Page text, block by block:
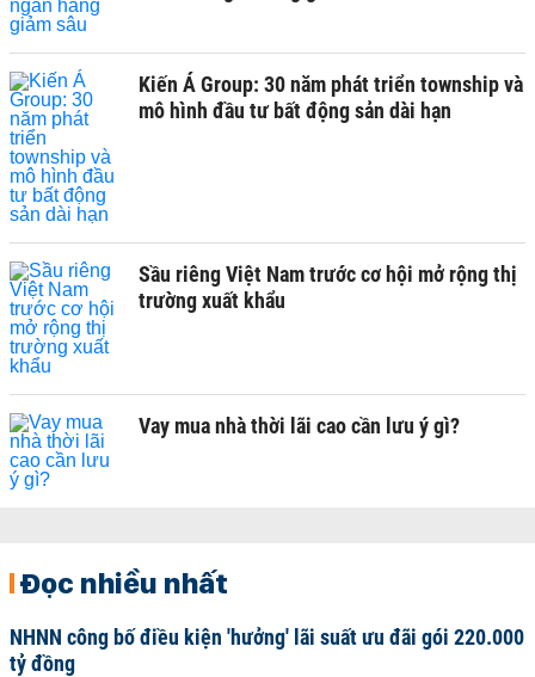
Kiến Á Group: 30 năm phát triển township và
mô hình đầu tư bất động sản dài hạn
Sầu riêng Việt Nam trước cơ hội mở rộng thị
trường xuất khẩu
Vay mua nhà thời lãi cao cần lưu ý gì?
Đọc nhiều nhất
NHNN công bố điều kiện 'hưởng' lãi suất ưu đãi gói 220.000
tỷ đồng